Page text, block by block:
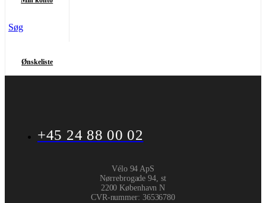
Søg
Ønskeliste
+45 24 88 00 02
Vélo 94 ApS
Nørrebrogade 94, st
2200 København N
CVR-nummer: 36536780